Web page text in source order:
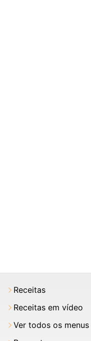
Receitas
Receitas em vídeo
Ver todos os menus